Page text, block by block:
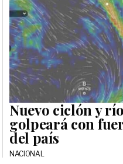
Nuevo ciclón y
golpeará con
del país
NACIONAL